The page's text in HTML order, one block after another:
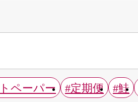
ペーパー #定期便 #鮭